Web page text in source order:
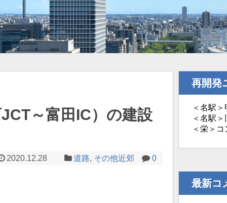
～富田IC）の建設
2020.12.28 道路, その他近郊 0
再開発
＜名駅＞
＜名駅＞
＜栄＞コ
最新コ